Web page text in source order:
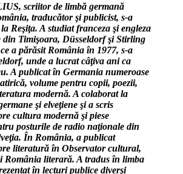
scriitor de limbă germană
traducător şi publicist, s-a
Reşiţa. A studiat franceza şi engleza
din Timişoara, Düsseldorf şi Stirling
a părăsit România în 1977, s-a
unde a lucrat câţiva ani ca
A publicat în Germania numeroase
volume pentru copii, poezii,
modernă. A colaborat la
şi elveţiene şi a scris
cultura modernă şi piese
posturile de radio naţionale din
În România, a publicat
literatură în Observator cultural,
România literară. A tradus în limba
în lecturi publice diverşi